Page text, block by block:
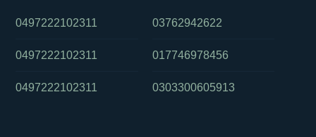
0497222102311
0497222102311
0497222102311
03762942622
017746978456
0303300605913